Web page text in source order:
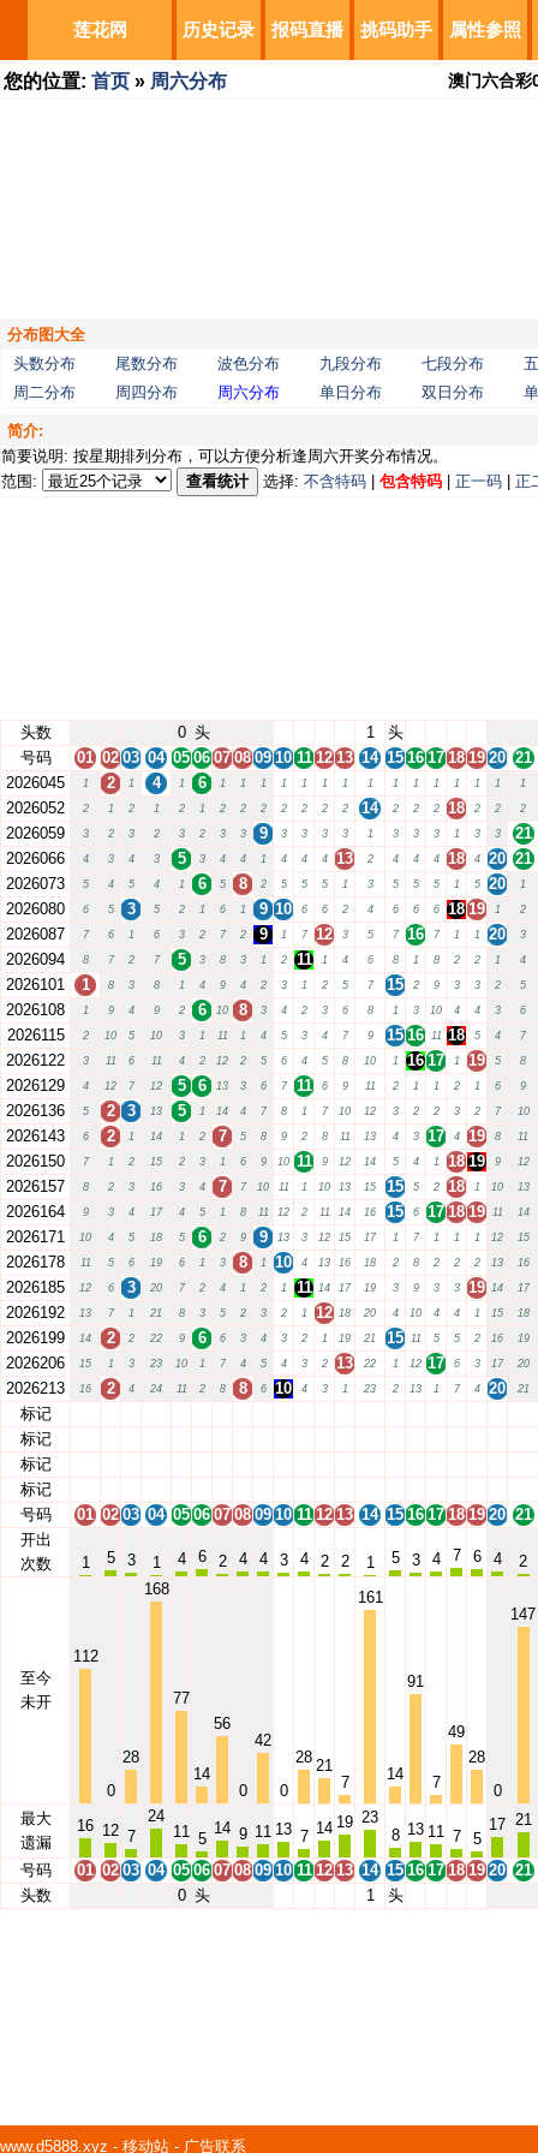
莲花网 历史记录 报码直播 挑码助手 属性参照
您的位置: 首页 » 周六分布 澳门六合彩
分布图大全
头数分布
尾数分布 波色分布 九段分布 七段分布
周二分布
周四分布 周六分布 单日分布 双日分布
简介:
简要说明: 按星期排列分布，可以方便分析逢周六开奖分布情况。
范围:
查看统计 选择: 不含特码 包含特码 正一码 正
头数 0 头 1
头
号码
01 02 03 04 05 06 07 08 09 10 11 12 13 14 15 16 17 18 19 20 21
2026045
1 2 1 4 1 6 1 1 1 1 1 1 1 1 1 1 1 1 1 1 1
2026052 2 1 2 1 2 1 2 2 2 2 2 2 2 14 2 2 2 18 2 2 2
2026059 3 2 3 2 3 2 3 3 9 3 3 3 3 1 3 3 3 1 3 3
21
2026066
4 3 4 3 5 3 4 4 1 4 4 4 13 2 4 4 4 18 4 20 21
2026073
5 4 5 4 1 6 5 8 2 5 5 5 1 3 5 5 5 1 5 20 1
2026080 6 5 3 5 2 1 6 1 9 10 6 6 2 4 6 6 6 18 19 1 2
2026087 7 6 1 6 3 2 7 2 9 1 7 12 3 5 7 16 7 1 1 20 3
2026094 8 7 2 7 5 3 8 3 1 2 11 1 4 6 8 1 8 2 2 1 4
2026101 1 8 3 8 1 4 9 4 2 3 1 2 5 7 15 2 9 3 3 2 5
2026108 1 9 4 9 2 6 10 8 3 4 2 3 6 8 1 3 10 4 4 3 6
2026115 2 10 5 10 3 1 11 1 4 5 3 4 7 9 15 16 11 18 5 4 7
2026122 3 11 6 11 4 2 12 2 5 6 4 5 8 10 1 16 17 1 19 5 8
2026129 4 12 7 12 5 6 13 3 6 7 11 6 9 11 2 1 1 2 1 6 9
2026136 5 2 3 13 5 1 14 4 7 8 1 7 10 12 3 2 2 3 2 7 10
2026143 6 2 1 14 1 2 7 5 8 9 2 8 11 13 4 3 17 4 19 8 11
2026150 7 1 2 15 2 3 1 6 9 10 11 9 12 14 5 4 1 18 19 9 12
2026157 8 2 3 16 3 4 7 7 10 11 1 10 13 15 15 5 2 18 1 10 13
2026164 9 3 4 17 4 5 1 8 11 12 2 11 14 16 15 6 17 18 19 11 14
2026171 10 4 5 18 5 6 2 9 9 13 3 12 15 17 1 7 1 1 1 12 15
2026178 11 5 6 19 6 1 3 8 1 10 4 13 16 18 2 8 2 2 2 13 16
2026185 12 6 3 20 7 2 4 1 2 1 11 14 17 19 3 9 3 3 19 14 17
2026192 13 7 1 21 8 3 5 2 3 2 1 12 18 20 4 10 4 4 1 15 18
2026199 14 2 2 22 9 6 6 3 4 3 2 1 19 21 15 11 5 5 2 16 19
2026206 15 1 3 23 10 1 7 4 5 4 3 2 13 22 1 12 17 6 3 17 20
2026213 16 2 4 24 11 2 8 8 6 10 4 3 1 23 2 13 1 7 4 20 21
标记
标记
标记
标记
号码
01 02 03 04 05 06 07 08 09 10 11 12 13 14 15 16 17 18 19 20 21
开出
次数
1 5 3 1 4 6 2 4 4 3 4 2 2 1 5 3 4 7 6 4 2
至今
未开
112
0
28
168
77
14
56
0
42
0
28 21
7
161
14
91
7
49
28
0
147
最大
遗漏
16 12 7
24
11 5
14 9 11 13 7 14 19 23
8 13 11 7 5
17 21
号码 01 02 03 04 05 06 07 08 09 10 11 12 13 14 15 16 17 18 19 20 21
头数
0 头 1 头
www.d5888.xyz - 移动站 - 广告联系